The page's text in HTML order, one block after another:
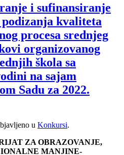
i sufinansiranje
kvaliteta
procesa srednjeg
organizovanog
škola sa
na sajam
Sadu za 2022.
u Konkursi.
ZA OBRAZOVANJE,
MANJINE-